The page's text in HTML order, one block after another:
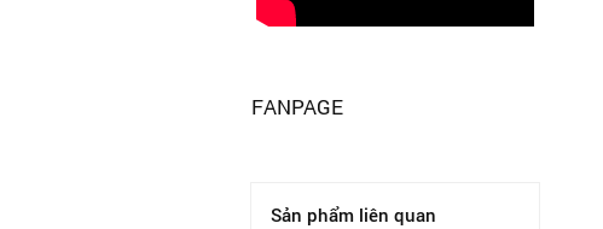
FANPAGE
Sản phẩm liên quan